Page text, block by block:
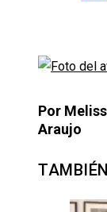
Por
Araujo